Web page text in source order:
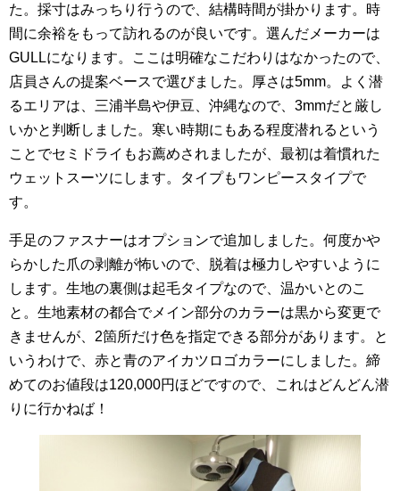
た。採寸はみっちり行うので、結構時間が掛かります。時
間に余裕をもって訪れるのが良いです。選んだメーカーは
GULLになります。ここは明確なこだわりはなかったので、
店員さんの提案ベースで選びました。厚さは5mm。よく潜
るエリアは、三浦半島や伊豆、沖縄なので、3mmだと厳し
いかと判断しました。寒い時期にもある程度潜れるという
ことでセミドライもお薦めされましたが、最初は着慣れた
ウェットスーツにします。タイプもワンピースタイプで
す。
手足のファスナーはオプションで追加しました。何度かや
らかした爪の剥離が怖いので、脱着は極力しやすいように
します。生地の裏側は起毛タイプなので、温かいとのこ
と。生地素材の都合でメイン部分のカラーは黒から変更で
きませんが、2箇所だけ色を指定できる部分があります。と
いうわけで、赤と青のアイカツロゴカラーにしました。締
めてのお値段は120,000円ほどですので、これはどんどん潜
りに行かねば！